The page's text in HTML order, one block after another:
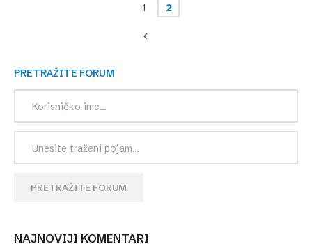
1 2
PRETRAŽITE FORUM
PRETRAŽITE FORUM
NAJNOVIJI KOMENTARI